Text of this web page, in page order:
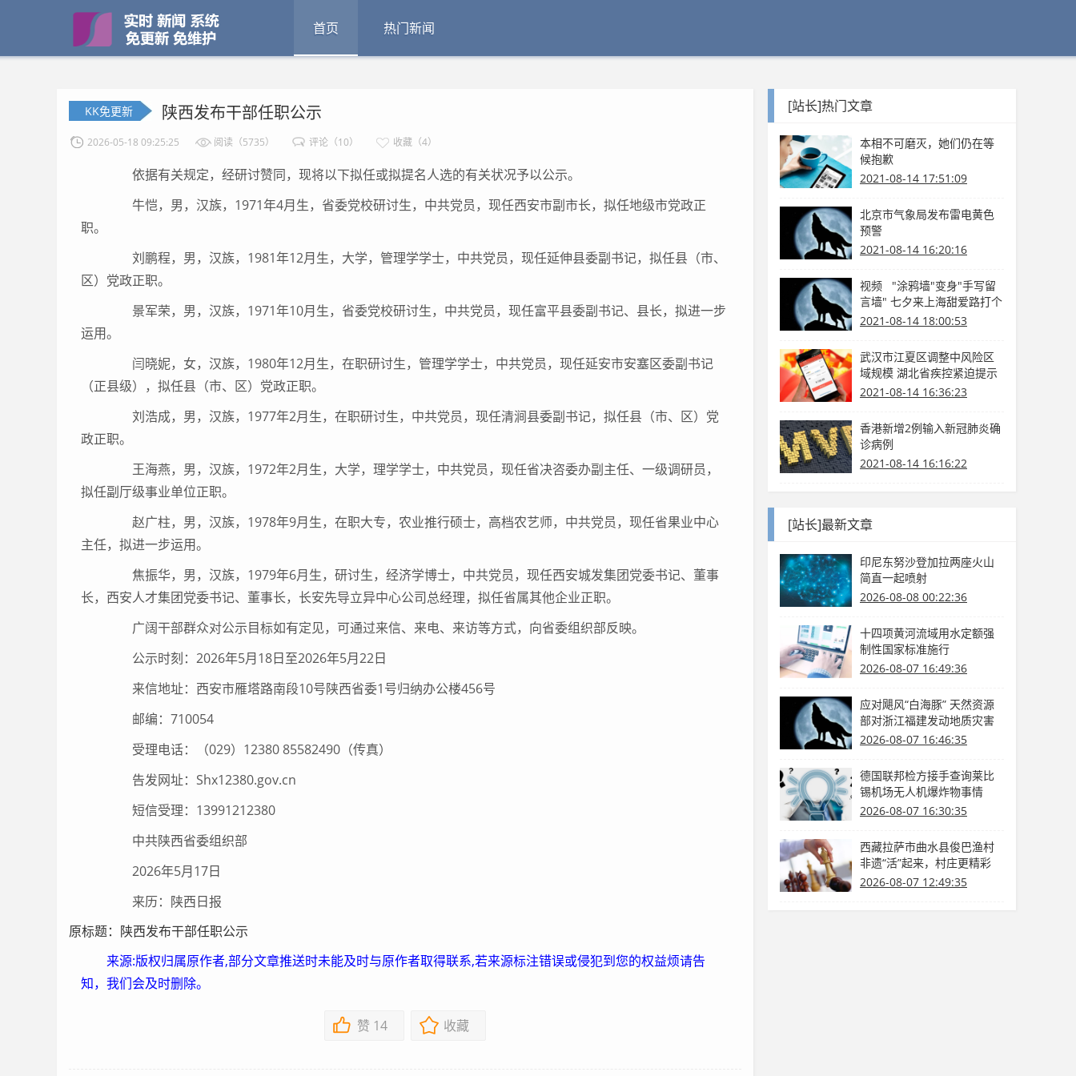
首页 热门新闻
KK免更新 陕西发布干部任职公示
2026-05-18 09:25:25 阅读（5735） 评论（10） 收藏（4）
依据有关规定，经研讨赞同，现将以下拟任或拟提名人选的有关状况予以公示。
牛恺，男，汉族，1971年4月生，省委党校研讨生，中共党员，现任西安市副市长，拟任地级市党政正
职。
刘鹏程，男，汉族，1981年12月生，大学，管理学学士，中共党员，现任延伸县委副书记，拟任县（市、
区）党政正职。
景军荣，男，汉族，1971年10月生，省委党校研讨生，中共党员，现任富平县委副书记、县长，拟进一步
运用。
闫晓妮，女，汉族，1980年12月生，在职研讨生，管理学学士，中共党员，现任延安市安塞区委副书记
（正县级），拟任县（市、区）党政正职。
刘浩成，男，汉族，1977年2月生，在职研讨生，中共党员，现任清涧县委副书记，拟任县（市、区）党
政正职。
王海燕，男，汉族，1972年2月生，大学，理学学士，中共党员，现任省决咨委办副主任、一级调研员，
拟任副厅级事业单位正职。
赵广柱，男，汉族，1978年9月生，在职大专，农业推行硕士，高档农艺师，中共党员，现任省果业中心
主任，拟进一步运用。
焦振华，男，汉族，1979年6月生，研讨生，经济学博士，中共党员，现任西安城发集团党委书记、董事
长，西安人才集团党委书记、董事长，长安先导立异中心公司总经理，拟任省属其他企业正职。
广阔干部群众对公示目标如有定见，可通过来信、来电、来访等方式，向省委组织部反映。
公示时刻：2026年5月18日至2026年5月22日
来信地址：西安市雁塔路南段10号陕西省委1号归纳办公楼456号
邮编：710054
受理电话：（029）12380 85582490（传真）
告发网址：Shx12380.gov.cn
短信受理：13991212380
中共陕西省委组织部
2026年5月17日
来历：陕西日报
原标题：陕西发布干部任职公示
来源:版权归属原作者,部分文章推送时未能及时与原作者取得联系,若来源标注错误或侵犯到您的权益烦请告
知，我们会及时删除。
赞 14 收藏
[站长]热门文章
本相不可磨灭，她们仍在等
候抱歉
2021-08-14 17:51:09
北京市气象局发布雷电黄色
预警
2021-08-14 16:20:16
视频 "涂鸦墙"变身"手写留
言墙" 七夕来上海甜爱路打个
卡吧
2021-08-14 18:00:53
武汉市江夏区调整中风险区
域规模 湖北省疾控紧迫提示
2021-08-14 16:36:23
香港新增2例输入新冠肺炎确
诊病例
2021-08-14 16:16:22
[站长]最新文章
印尼东努沙登加拉两座火山
简直一起喷射
2026-08-08 00:22:36
十四项黄河流域用水定额强
制性国家标准施行
2026-08-07 16:49:36
应对飓风“白海豚” 天然资源
部对浙江福建发动地质灾害
防护Ⅳ级呼应
2026-08-07 16:46:35
德国联邦检方接手查询莱比
锡机场无人机爆炸物事情
2026-08-07 16:30:35
西藏拉萨市曲水县俊巴渔村
非遗“活”起来，村庄更精彩
（乡里乡亲那些事）
2026-08-07 12:49:35